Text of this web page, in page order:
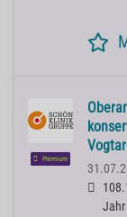
Premium
Jahr